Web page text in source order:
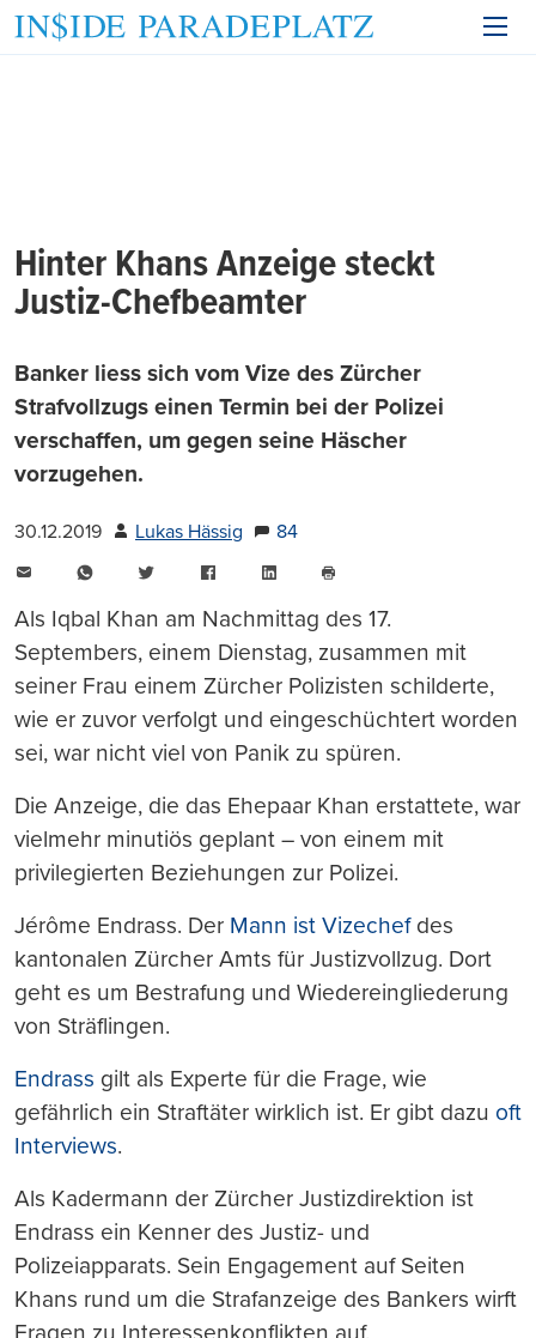
Hinter Khans Anzeige steckt
Justiz-Chefbeamter
Banker liess sich vom Vize des Zürcher
Strafvollzugs einen Termin bei der Polizei
verschaffen, um gegen seine Häscher
vorzugehen.
30.12.2019 Lukas Hässig
84
WhatsAppTwitter FacebookLinkedIn
drucken
Als Iqbal Khan am Nachmittag des 17.
Septembers, einem Dienstag, zusammen mit
seiner Frau einem Zürcher Polizisten schilderte,
wie er zuvor verfolgt und eingeschüchtert worden
sei, war nicht viel von Panik zu spüren.
Die Anzeige, die das Ehepaar Khan erstattete, war
vielmehr minutiös geplant – von einem mit
privilegierten Beziehungen zur Polizei.
Jérôme Endrass. Der Mann ist Vizechefdes
kantonalen Zürcher Amts für Justizvollzug. Dort
geht es um Bestrafung und Wiedereingliederung
von Sträflingen.
Endrass gilt als Experte für die Frage, wie
gefährlich ein Straftäter wirklich ist. Er gibt dazu oft
Interviews.
Als Kadermann der Zürcher Justizdirektion ist
Endrass ein Kenner des Justiz- und
Polizeiapparats. Sein Engagement auf Seiten
Khans rund um die Strafanzeige des Bankers wirft